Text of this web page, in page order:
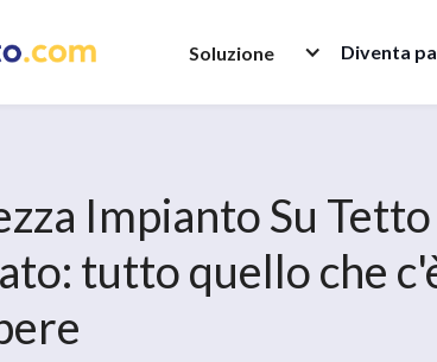
Soluzione Diventa
Impianto Su Tetto
tutto quello che